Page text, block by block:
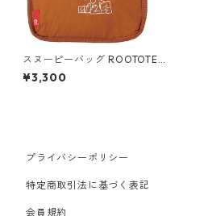
スヌーピーバッグ ROOTOTE
ルートート サーモキーパー.デ
リ.ピーナッツ 保冷バッグ チャ
¥3,300
プライバシーポリシー
特定商取引法に基づく表記
会員規約